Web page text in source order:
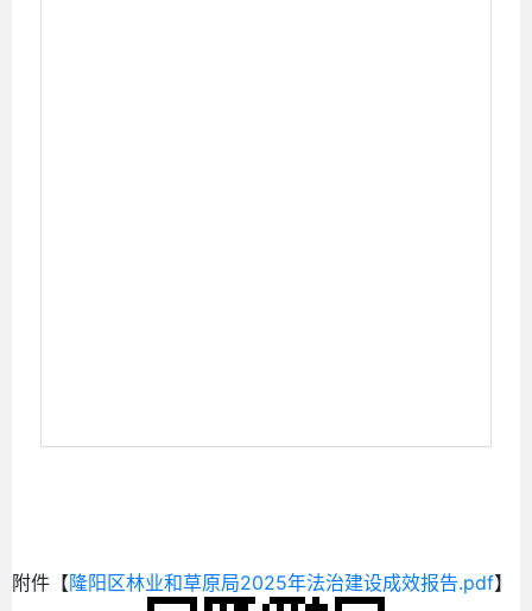
附件【隆阳区林业和草原局2025年法治建设成效报告.pdf】